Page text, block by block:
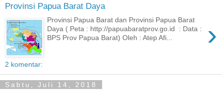
Provinsi Papua Barat Daya
›
Provinsi Papua Barat dan Provinsi Papua Barat
Daya ( Peta : http://papuabaratprov.go.id : Data :
BPS Prov Papua Barat) Oleh : Atep Afi...
2 komentar:
Sabtu, Juli 14, 2018